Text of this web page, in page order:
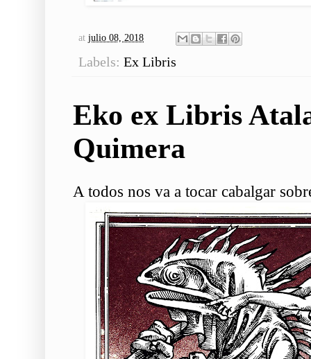
at julio 08, 2018
Labels: Ex Libris
Eko ex Libris
Quimera
A todos nos va a tocar cabalgar